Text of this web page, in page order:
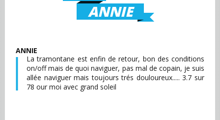
ANNIE
ANNIE
La tramontane est enfin de retour, bon des conditions
on/off mais de quoi naviguer, pas mal de copain, je suis
allée naviguer mais toujours trés douloureux..... 3.7 sur
78 our moi avec grand soleil